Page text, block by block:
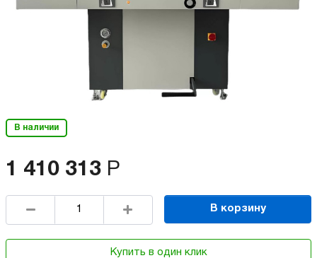
В наличии
1 410 313 Р
В корзину
Купить в один клик